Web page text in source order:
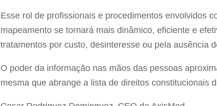
Esse rol de profissionais e procedimentos envolvidos
mapeamento se tornará mais dinâmico, eficiente e
tratamentos por custo, desinteresse ou pela ausência
O poder da informação nas mãos das pessoas
mesma que abrange a lista de direitos constitucionais